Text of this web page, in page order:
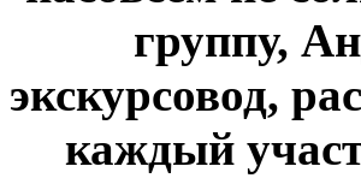
группу,
экскурсовод,
каждый